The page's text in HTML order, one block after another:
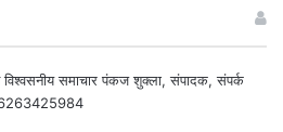
विश्वसनीय समाचार पंकज शुक्ला, संपादक, संपर्क